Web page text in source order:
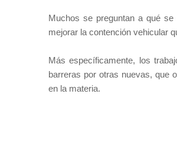
Muchos se preguntan a qué
mejorar la contención vehicular
Más específicamente, los
barreras por otras nuevas, que
en la materia.